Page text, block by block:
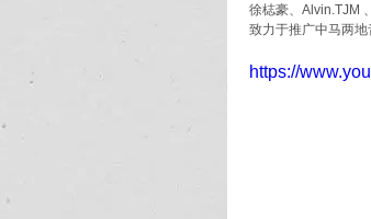
徐梽豪、Alvin.TJM
致力于推广中马两地
https://